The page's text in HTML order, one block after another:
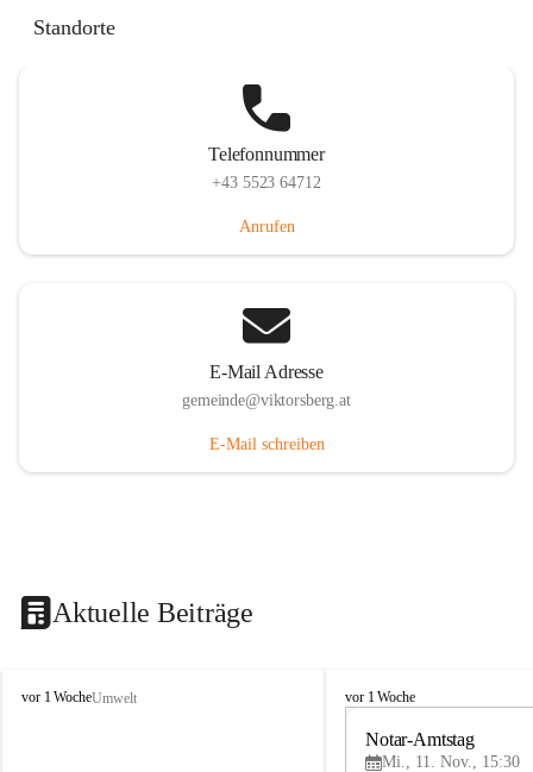
Standorte
Telefonnummer
+43 5523 64712
Anrufen
E-Mail Adresse
gemeinde@viktorsberg.at
E-Mail schreiben
Aktuelle Beiträge
V
vor 1 WocheUmwelt
V
vor 1 Woche
Notar-Amtstag
Mi., 11. Nov., 15:30